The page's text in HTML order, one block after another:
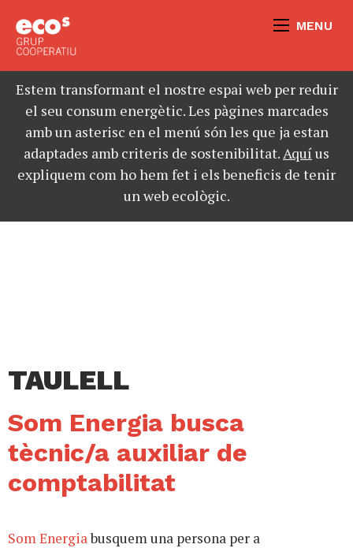
MENU
Estem transformant el nostre espai web per reduir
el seu consum energètic. Les pàgines marcades
amb un asterisc en el menú són les que ja estan
adaptades amb criteris de sostenibilitat.Aquíus
expliquem com ho hem fet i els beneficis de tenir
un web ecològic.
TAULELL
Som Energia busca
tècnic/a auxiliar de
comptabilitat
Som Energiabusquem una persona per a